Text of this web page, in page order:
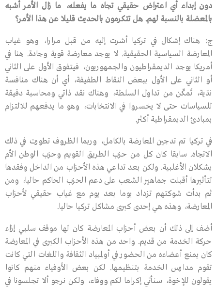
دون إبداء أي اعتراض حقيقي تجاه ما يفعله، ما زال الأمر أشبه
بالمعضلة بالنسبة لهم. هل تتكرمون بالحديث قليلا عن هذا الأمر؟
ج: هناك إشكال في تركيا أشرت إليه من قبل مرارا، وهو غياب
المعارضة السياسية الحقيقية. لا يوجد معارضة قوية وجادة. هنا في
أمريكا يوجد الديمقراطيون والجمهوريون، فيتفوق الأول على الثاني
أو الثاني على الأول ببعض النقاط الطفيفة، أي أن هناك منافسة
ندّية، تُمكّن من تداول السلطة، وهناك نقد ذاتي ومحاسبة دقيقة
للسياسات حتى لا يخسروا في الانتخابات، وهو ما يدفعهم للالتزام
بمبادئ الديمقراطية أكثر.
في تركيا تم تدجين المعارضة بالكامل، وربما الظروف تطورت في ذلك
الاتجاه. سابقا كان كل من حزب الطريق القويم وحزب الوطن الأم
يشكلان الأغلبية. ولكن بعد تداعي هذه الأحزاب من الداخل وفقدها
لتأثيرها أقبلت جماهير الشعب على دعم الحزب الحاكم حاليا، ومن
ثم بدأت شوكتهم تزداد يوما بعد يوم مع غياب حقيقي لأحزاب
المعارضة، وهذه هي إحدى كبرى مشاكل تركيا حاليا.
أضف إلى ذلك أن بعض أحزاب المعارضة كان لها موقف سلبي إزاء
حركة الخدمة من قديم. واحد من هذه الأحزاب الكبرى في المعارضة
كان يمنع أعضاءه من الحضور في أولمبياد الثقافة واللغات التي كانت
تقوم مدارس الخدمة بتنظيمها. لكن بعض الأوفياء منهم كانوا
يقولون للإخوة، سنأتي إكراما لكم ووفاء، ولكن نرجو ألا تجلسونا في